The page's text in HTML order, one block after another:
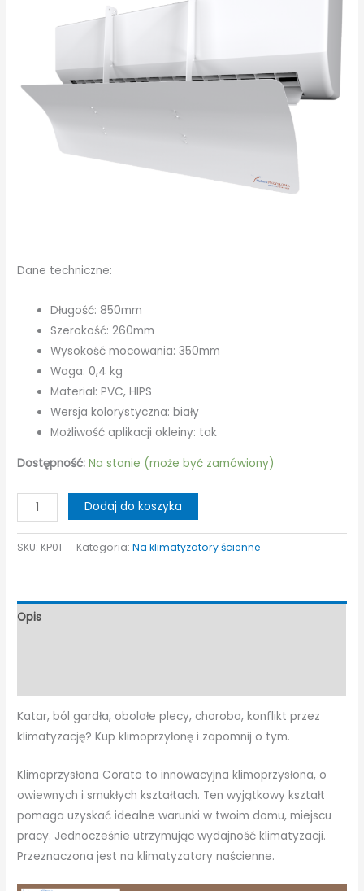
Dane techniczne:
Długość: 850mm
Szerokość: 260mm
Wysokość mocowania: 350mm
Waga: 0,4 kg
Materiał: PVC, HIPS
Wersja kolorystyczna: biały
Możliwość aplikacji okleiny: tak
Dostępność: Na stanie (może być zamówiony)
ilość
Klimoprzysłona
Corato-
Dodaj do koszyka
SKU: KP01 Kategoria:Na klimatyzatory ścienne
Opis
Katar, ból gardła, obolałe plecy, choroba, konflikt przez
klimatyzację? Kup klimoprzyłonę i zapomnij o tym.
Klimoprzysłona Corato to innowacyjna klimoprzysłona, o
owiewnych i smukłych kształtach. Ten wyjątkowy kształt
pomaga uzyskać idealne warunki w twoim domu, miejscu
pracy. Jednocześnie utrzymując wydajność klimatyzacji.
Przeznaczona jest na klimatyzatory naścienne.